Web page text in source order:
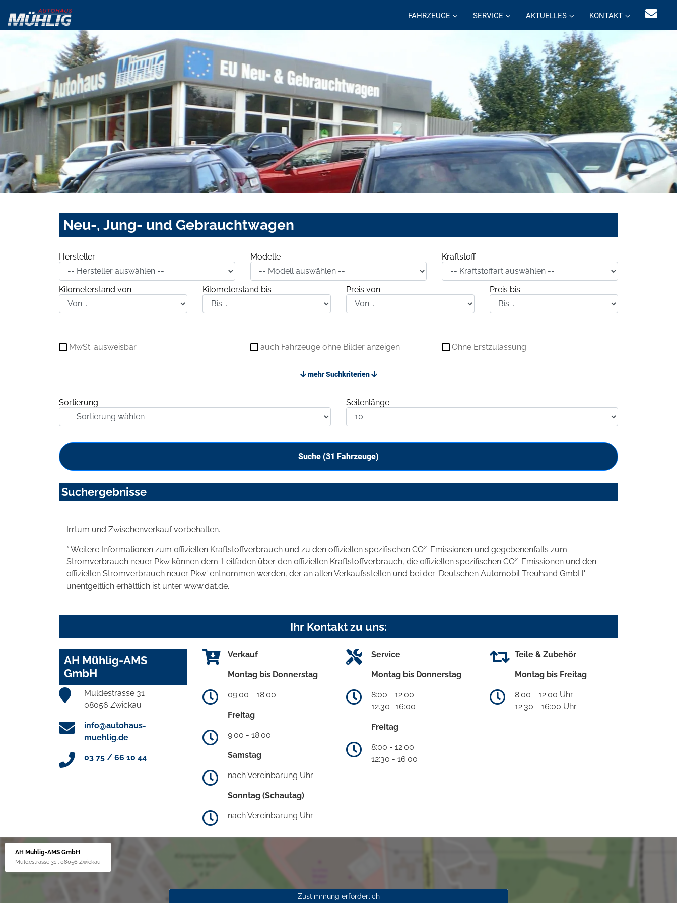
FAHRZEUGE SERVICE AKTUELLES KONTAKT
Neu-, Jung- und Gebrauchtwagen
Hersteller Modelle Kraftstoff
Kilometerstand von Kilometerstand bis Preis von Preis bis
MwSt. ausweisbar auch Fahrzeuge ohne Bilder anzeigen Ohne Erstzulassung
mehr Suchkriterien
Sortierung Seitenlänge
Suche (31 Fahrzeuge)
Suchergebnisse
Irrtum und Zwischenverkauf vorbehalten.
* Weitere Informationen zum offiziellen Kraftstoffverbrauch und zu den offiziellen spezifischen CO2-Emissionen und gegebenenfalls zum
Stromverbrauch neuer Pkw können dem 'Leitfaden über den offiziellen Kraftstoffverbrauch, die offiziellen spezifischen CO2-Emissionen und den
offiziellen Stromverbrauch neuer Pkw' entnommen werden, der an allen Verkaufsstellen und bei der 'Deutschen Automobil Treuhand GmbH'
unentgeltlich erhältlich ist unter www.dat.de.
Ihr Kontakt zu uns:
AH Mühlig-AMS
GmbH
Muldestrasse 31
08056 Zwickau
info@autohaus-
muehlig.de
03 75 / 66 10 44
Verkauf
Montag bis Donnerstag
09:00 - 18:00
Freitag
9:00 - 18:00
Samstag
nach Vereinbarung Uhr
Sonntag (Schautag)
nach Vereinbarung Uhr
Service
Montag bis Donnerstag
8:00 - 12:00
12.30- 16:00
Freitag
8:00 - 12:00
12:30 - 16:00
Teile & Zubehör
Montag bis Freitag
8:00 - 12:00 Uhr
12:30 - 16:00 Uhr
AH Mühlig-AMS GmbH
Muldestrasse 31 , 08056 Zwickau
Zustimmung erforderlich